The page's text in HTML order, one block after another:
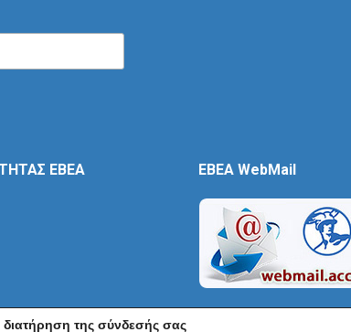
ΕΒΕΑ EBEA WebMail
διατήρηση της σύνδεσής σας